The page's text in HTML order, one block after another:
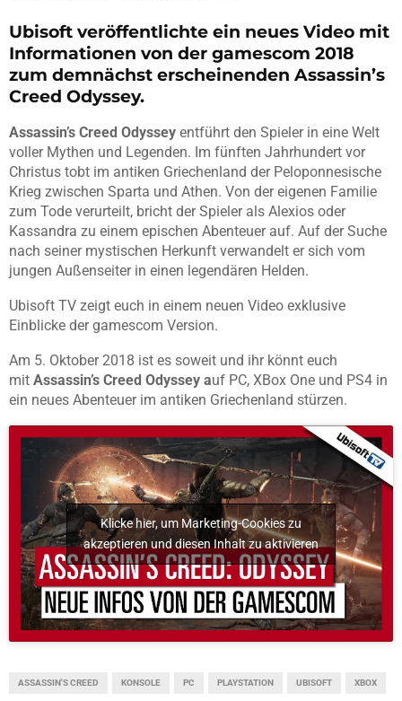
Ubisoft veröffentlichte ein neues Video mit
Informationen von der gamescom 2018
zum demnächst erscheinenden Assassin’s
Creed Odyssey.
Assassin’s Creed Odyssey entführt den Spieler in eine Welt
voller Mythen und Legenden. Im fünften Jahrhundert vor
Christus tobt im antiken Griechenland der Peloponnesische
Krieg zwischen Sparta und Athen. Von der eigenen Familie
zum Tode verurteilt, bricht der Spieler als Alexios oder
Kassandra zu einem epischen Abenteuer auf. Auf der Suche
nach seiner mystischen Herkunft verwandelt er sich vom
jungen Außenseiter in einen legendären Helden.
Ubisoft TV zeigt euch in einem neuen Video exklusive
Einblicke der gamescom Version.
Am 5. Oktober 2018 ist es soweit und ihr könnt euch
mit Assassin’s Creed Odyssey auf PC, XBox One und PS4 in
ein neues Abenteuer im antiken Griechenland stürzen.
Klicke hier, um Marketing-Cookies zu
akzeptieren und diesen Inhalt zu aktivieren
ASSASSIN'S CREED KONSOLE PC PLAYSTATION UBISOFT XBOX